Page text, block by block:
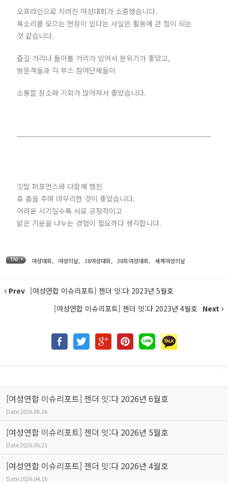
오프라인으로 치러진 여성대회가 소중했습니다.
목소리를 모으는 현장이 있다는 사실은 활동에 큰 힘이 되는
것 같습니다.
즐길 거리나 돌아볼 거리가 있어서 분위기가 좋았고,
방문객들과 각 부스 참여단체들이
소통할 장소와 기회가 많아져서 좋았습니다.
깃발 퍼포먼스와 다함께 행진
후 춤을 추며 마무리한 것이 좋았습니다.
어려운 시기일수록 서로 긍정적이고
밝은 기운을 나누는 경험이 필요하다 생각합니다.
TAG • 여성대회, 여성의날, 38여성대회, 38회여성대회, 세계여성의날
Prev [여성연합 이슈리포트] 젠더 잇:다 2023년 5월호
[여성연합 이슈리포트] 젠더 잇:다 2023년 4월호 Next
[여성연합 이슈리포트] 젠더 잇:다 2026년 6월호
Date2026.06.16
[여성연합 이슈리포트] 젠더 잇:다 2026년 5월호
Date2026.05.21
[여성연합 이슈리포트] 젠더 잇:다 2026년 4월호
Date2026.04.16